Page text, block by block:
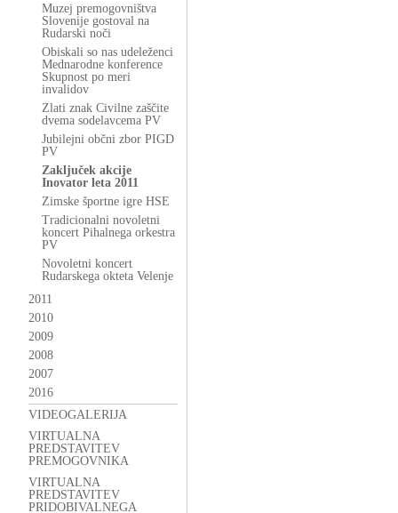
Muzej premogovništva
Slovenije gostoval na
Rudarski noči
Obiskali so nas udeleženci
Mednarodne konference
Skupnost po meri
invalidov
Zlati znak Civilne zaščite
dvema sodelavcema PV
Jubilejni občni zbor PIGD
PV
Zaključek akcije
Inovator leta 2011
Zimske športne igre HSE
Tradicionalni novoletni
koncert Pihalnega orkestra
PV
Novoletni koncert
Rudarskega okteta Velenje
2011
2010
2009
2008
2007
2016
VIDEOGALERIJA
VIRTUALNA
PREDSTAVITEV
PREMOGOVNIKA
VIRTUALNA
PREDSTAVITEV
PRIDOBIVALNEGA